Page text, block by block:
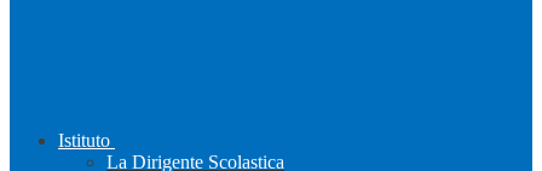
Istituto
La Dirigente Scolastica